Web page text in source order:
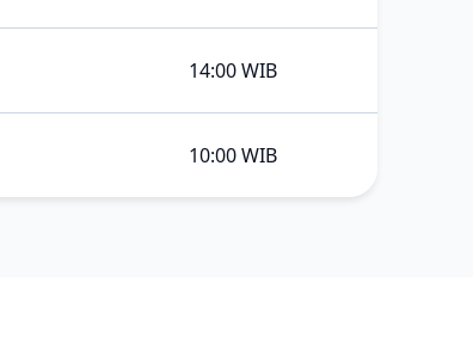
14:00 WIB
10:00 WIB